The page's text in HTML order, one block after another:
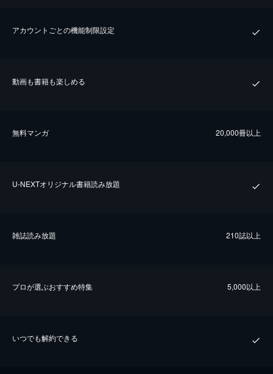
アカウントごとの機能制限設定
動画も書籍も楽しめる
無料マンガ 20,000冊以上
U-NEXTオリジナル書籍読み放題
雑誌読み放題 210誌以上
プロが選ぶおすすめ特集 5,000以上
いつでも解約できる